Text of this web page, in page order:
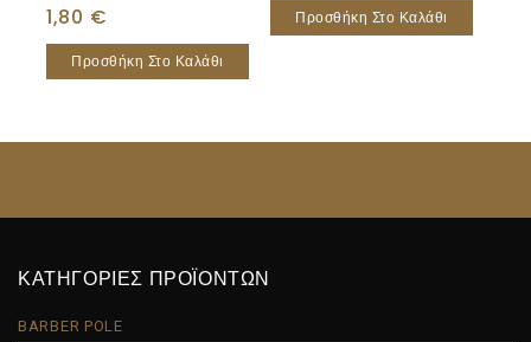
1,80 €
Προσθήκη Στο Καλάθι
Προσθήκη Στο Καλάθι
ΚΑΤΗΓΟΡΙΕΣ ΠΡΟΪΟΝΤΩΝ
BARBER POLE